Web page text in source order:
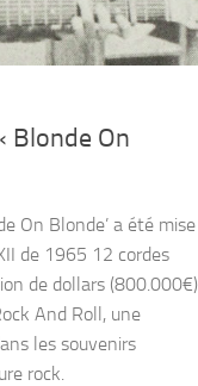
Blonde On
On Blonde’ a été mise
de 1965 12 cordes
de dollars (800.000€)
And Roll, une
les souvenirs
rock.